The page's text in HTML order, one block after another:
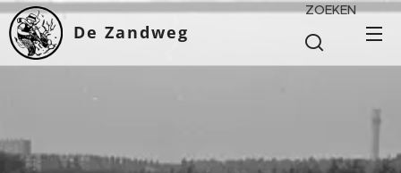
De Zandweg
ZOEKEN